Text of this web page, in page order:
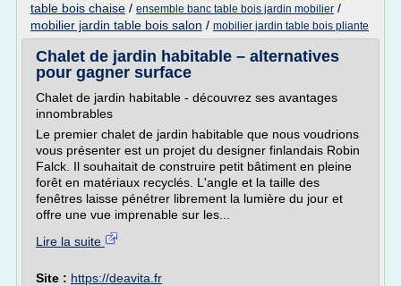
table bois chaise / ensemble banc table bois jardin mobilier /
mobilier jardin table bois salon / mobilier jardin table bois pliante
Chalet de jardin habitable – alternatives
pour gagner surface
Chalet de jardin habitable - découvrez ses avantages
innombrables
Le premier chalet de jardin habitable que nous voudrions
vous présenter est un projet du designer finlandais Robin
Falck. Il souhaitait de construire petit bâtiment en pleine
forêt en matériaux recyclés. L'angle et la taille des
fenêtres laisse pénétrer librement la lumière du jour et
offre une vue imprenable sur les...
Lire la suite
Site : https://deavita.fr